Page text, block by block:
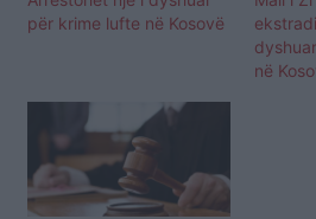
për krime lufte në Kosovë
në